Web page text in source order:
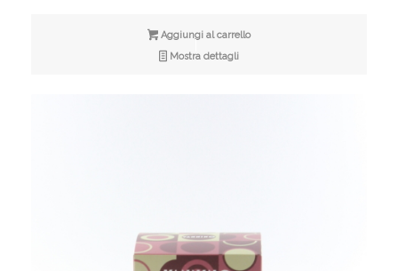
Aggiungi al carrello
Mostra dettagli